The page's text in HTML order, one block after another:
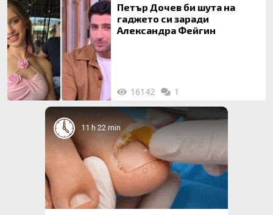
Петър Дочев би шута на
гаджето си заради
Александра Фейгин
16142 1
11 h 22 min